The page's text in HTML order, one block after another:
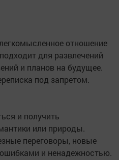
отношение
для развлечений
и планов на будущее.
под запретом.
и получить
или природы.
переговоры, новые
и ненадежностью.